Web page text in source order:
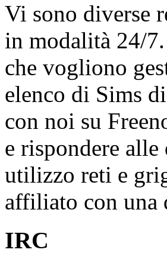
Vi sono diverse
in modalità 24/
che vogliono
elenco di Sims
con noi su
e rispondere
utilizzo reti e
affiliato con una
IRC